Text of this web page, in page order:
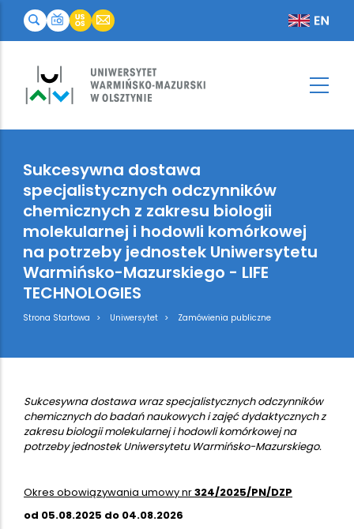
Sukcesywna dostawa
specjalistycznych odczynników
chemicznych z zakresu biologii
molekularnej i hodowli komórkowej
na potrzeby jednostek Uniwersytetu
Warmińsko-Mazurskiego - LIFE
TECHNOLOGIES
Breadcrumb
Strona Startowa Uniwersytet Zamówienia publiczne
Sukcesywna dostawa wraz specjalistycznych odczynników
chemicznych do badań naukowych i zajęć dydaktycznych z
zakresu biologii molekularnej i hodowli komórkowej na
potrzeby jednostek Uniwersytetu Warmińsko-Mazurskiego.
Okres obowiązywania umowy nr324/2025/PN/DZP
od 05.08.2025 do 04.08.2026